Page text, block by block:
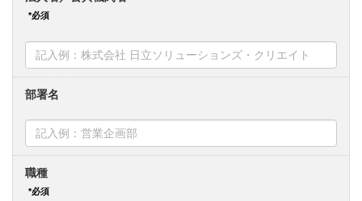
部署名
職種